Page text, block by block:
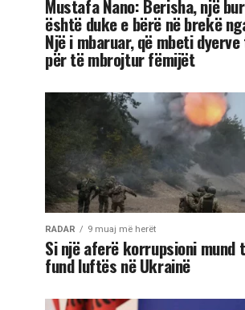
Mustafa Nano: Berisha, një
është duke e bërë në brekë
Një i mbaruar, që mbeti dyerve
për të mbrojtur fëmijët
RADAR 9 muaj më herët
Si një aferë korrupsioni mund
fund luftës në Ukrainë